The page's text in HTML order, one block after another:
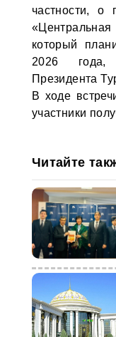
частности, о
который
2026 года,
Президента
В ходе
участники
Читайте